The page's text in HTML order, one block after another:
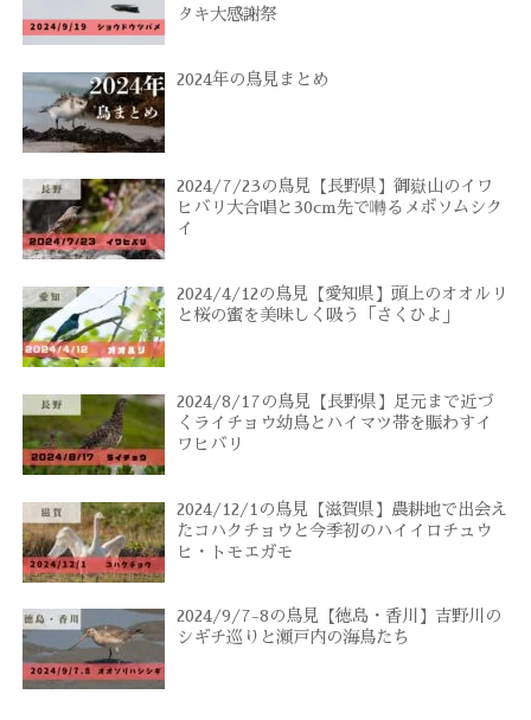
タキ大感謝祭
2024年の鳥見まとめ
2024/7/23の鳥見【長野県】御嶽山のイワ
ヒバリ大合唱と30cm先で囀るメボソムシク
イ
2024/4/12の鳥見【愛知県】頭上のオオルリ
と桜の蜜を美味しく吸う「さくひよ」
2024/8/17の鳥見【長野県】足元まで近づ
くライチョウ幼鳥とハイマツ帯を賑わすイ
ワヒバリ
2024/12/1の鳥見【滋賀県】農耕地で出会え
たコハクチョウと今季初のハイイロチュウ
ヒ・トモエガモ
2024/9/7-8の鳥見【徳島・香川】吉野川の
シギチ巡りと瀬戸内の海鳥たち